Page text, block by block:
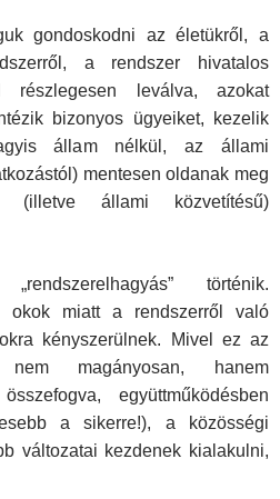
gondoskodni az életükről, a
a rendszer hivatalos
részlegesen leválva, azokat
bizonyos ügyeiket, kezelik
állam nélkül, az állami
mentesen oldanak meg
(illetve állami közvetítésű)
történik.
okok miatt a rendszerről való
kényszerülnek. Mivel ez az
nem magányosan, hanem
együttműködésben
a sikerre!), a közösségi
változatai kezdenek kialakulni,